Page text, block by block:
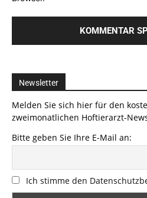
Newsletter
Melden Sie sich hier für den
zweimonatlichen Hoftierarzt-
Bitte geben Sie Ihre E-Mail an:
Ich stimme den